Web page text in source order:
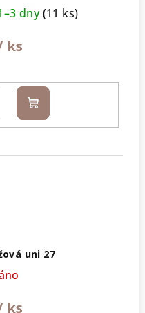
dny(11 ks)
ks
Do
košíku
uni 27
ks